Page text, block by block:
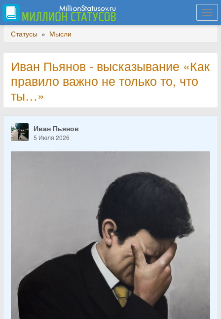
Статусы » Мысли
Иван Пьянов - высказывание «Как
правило важно не только то, что
ты…»
Иван Пьянов
5 Июля 2026